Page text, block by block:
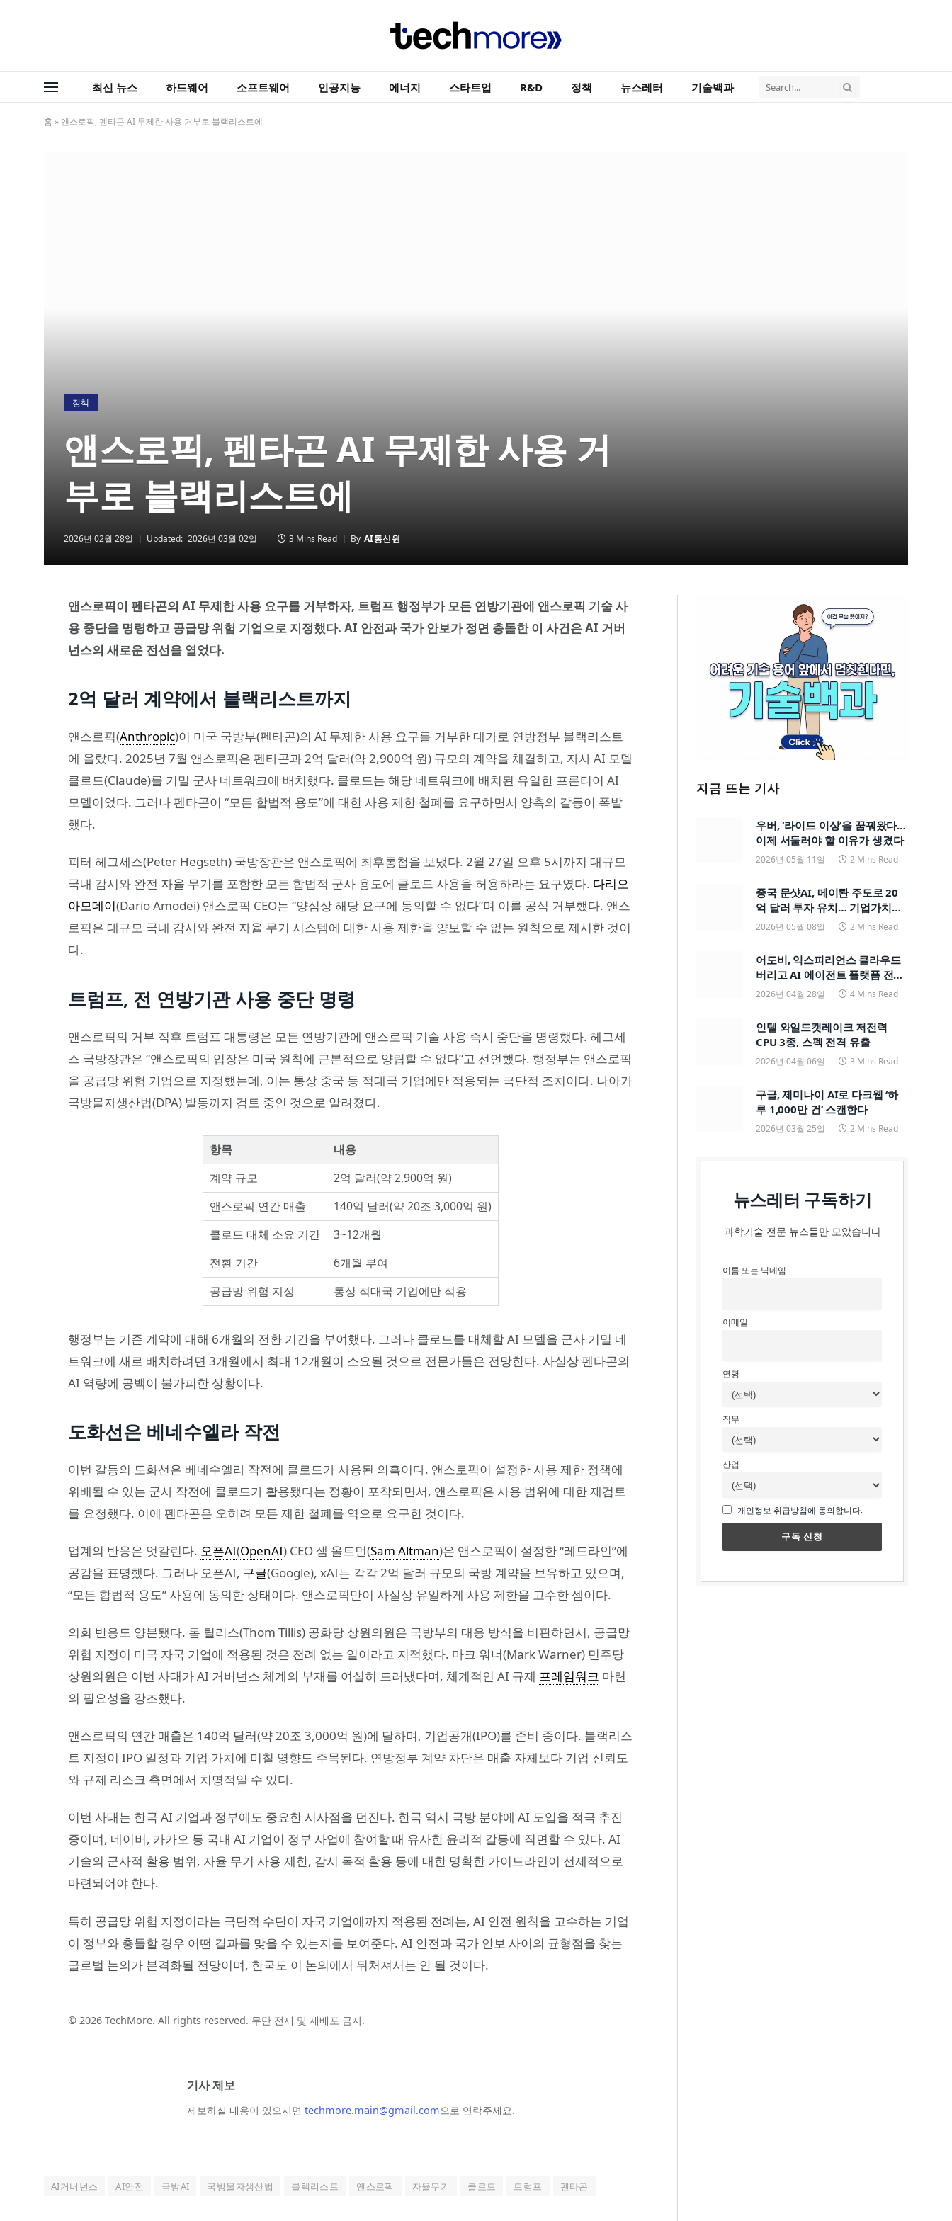
최신 뉴스 하드웨어 소프트웨어 인공지능 에너지 스타트업 R&D 정책 뉴스레터 기술백과
홈 » 앤스로픽, 펜타곤 AI 무제한 사용 거부로 블랙리스트에
정책
앤스로픽, 펜타곤 AI 무제한 사용 거
부로 블랙리스트에
2026년 02월 28일 Updated: 2026년 03월 02일 3 Mins Read By AI통신원
앤스로픽이 펜타곤의 AI 무제한 사용 요구를 거부하자, 트럼프 행정부가 모든 연방기관에 앤스로픽 기술 사
용 중단을 명령하고 공급망 위험 기업으로 지정했다. AI 안전과 국가 안보가 정면 충돌한 이 사건은 AI 거버
넌스의 새로운 전선을 열었다.
2억 달러 계약에서 블랙리스트까지
앤스로픽(Anthropic)이 미국 국방부(펜타곤)의 AI 무제한 사용 요구를 거부한 대가로 연방정부 블랙리스트
에 올랐다. 2025년 7월 앤스로픽은 펜타곤과 2억 달러(약 2,900억 원) 규모의 계약을 체결하고, 자사 AI 모델
클로드(Claude)를 기밀 군사 네트워크에 배치했다. 클로드는 해당 네트워크에 배치된 유일한 프론티어 AI
모델이었다. 그러나 펜타곤이 “모든 합법적 용도”에 대한 사용 제한 철폐를 요구하면서 양측의 갈등이 폭발
했다.
피터 헤그세스(Peter Hegseth) 국방장관은 앤스로픽에 최후통첩을 보냈다. 2월 27일 오후 5시까지 대규모
국내 감시와 완전 자율 무기를 포함한 모든 합법적 군사 용도에 클로드 사용을 허용하라는 요구였다. 다리오
아모데이(Dario Amodei) 앤스로픽 CEO는 “양심상 해당 요구에 동의할 수 없다”며 이를 공식 거부했다. 앤스
로픽은 대규모 국내 감시와 완전 자율 무기 시스템에 대한 사용 제한을 양보할 수 없는 원칙으로 제시한 것이
다.
트럼프, 전 연방기관 사용 중단 명령
앤스로픽의 거부 직후 트럼프 대통령은 모든 연방기관에 앤스로픽 기술 사용 즉시 중단을 명령했다. 헤그세
스 국방장관은 “앤스로픽의 입장은 미국 원칙에 근본적으로 양립할 수 없다”고 선언했다. 행정부는 앤스로픽
을 공급망 위험 기업으로 지정했는데, 이는 통상 중국 등 적대국 기업에만 적용되는 극단적 조치이다. 나아가
국방물자생산법(DPA) 발동까지 검토 중인 것으로 알려졌다.
항목
내용
계약 규모
2억 달러(약 2,900억 원)
앤스로픽 연간 매출
140억 달러(약 20조 3,000억 원)
클로드 대체 소요 기간
3~12개월
전환 기간
6개월 부여
공급망 위험 지정
통상 적대국 기업에만 적용
행정부는 기존 계약에 대해 6개월의 전환 기간을 부여했다. 그러나 클로드를 대체할 AI 모델을 군사 기밀 네
트워크에 새로 배치하려면 3개월에서 최대 12개월이 소요될 것으로 전문가들은 전망한다. 사실상 펜타곤의
AI 역량에 공백이 불가피한 상황이다.
도화선은 베네수엘라 작전
이번 갈등의 도화선은 베네수엘라 작전에 클로드가 사용된 의혹이다. 앤스로픽이 설정한 사용 제한 정책에
위배될 수 있는 군사 작전에 클로드가 활용됐다는 정황이 포착되면서, 앤스로픽은 사용 범위에 대한 재검토
를 요청했다. 이에 펜타곤은 오히려 모든 제한 철폐를 역으로 요구한 것이다.
업계의 반응은 엇갈린다. 오픈AI(OpenAI) CEO 샘 올트먼(Sam Altman)은 앤스로픽이 설정한 “레드라인”에
공감을 표명했다. 그러나 오픈AI, 구글(Google), xAI는 각각 2억 달러 규모의 국방 계약을 보유하고 있으며,
“모든 합법적 용도” 사용에 동의한 상태이다. 앤스로픽만이 사실상 유일하게 사용 제한을 고수한 셈이다.
의회 반응도 양분됐다. 톰 틸리스(Thom Tillis) 공화당 상원의원은 국방부의 대응 방식을 비판하면서, 공급망
위험 지정이 미국 자국 기업에 적용된 것은 전례 없는 일이라고 지적했다. 마크 워너(Mark Warner) 민주당
상원의원은 이번 사태가 AI 거버넌스 체계의 부재를 여실히 드러냈다며, 체계적인 AI 규제 프레임워크 마련
의 필요성을 강조했다.
앤스로픽의 연간 매출은 140억 달러(약 20조 3,000억 원)에 달하며, 기업공개(IPO)를 준비 중이다. 블랙리스
트 지정이 IPO 일정과 기업 가치에 미칠 영향도 주목된다. 연방정부 계약 차단은 매출 자체보다 기업 신뢰도
와 규제 리스크 측면에서 치명적일 수 있다.
이번 사태는 한국 AI 기업과 정부에도 중요한 시사점을 던진다. 한국 역시 국방 분야에 AI 도입을 적극 추진
중이며, 네이버, 카카오 등 국내 AI 기업이 정부 사업에 참여할 때 유사한 윤리적 갈등에 직면할 수 있다. AI
기술의 군사적 활용 범위, 자율 무기 사용 제한, 감시 목적 활용 등에 대한 명확한 가이드라인이 선제적으로
마련되어야 한다.
특히 공급망 위험 지정이라는 극단적 수단이 자국 기업에까지 적용된 전례는, AI 안전 원칙을 고수하는 기업
이 정부와 충돌할 경우 어떤 결과를 맞을 수 있는지를 보여준다. AI 안전과 국가 안보 사이의 균형점을 찾는
글로벌 논의가 본격화될 전망이며, 한국도 이 논의에서 뒤처져서는 안 될 것이다.
© 2026 TechMore. All rights reserved. 무단 전재 및 재배포 금지.
기사 제보
제보하실 내용이 있으시면 techmore.main@gmail.com으로 연락주세요.
AI거버넌스 AI안전 국방AI 국방물자생산법 블랙리스트 앤스로픽 자율무기 클로드 트럼프 펜타곤
지금 뜨는 기사
우버, ‘라이드 이상’을 꿈꿔왔다…
이제 서둘러야 할 이유가 생겼다
2026년 05월 11일 2 Mins Read
중국 문샷AI, 메이퇀 주도로 20
억 달러 투자 유치… 기업가치
200억 달러
2026년 05월 08일 2 Mins Read
어도비, 익스피리언스 클라우드
버리고 AI 에이전트 플랫폼 전면
전환
2026년 04월 28일 4 Mins Read
인텔 와일드캣레이크 저전력
CPU 3종, 스펙 전격 유출
2026년 04월 06일 3 Mins Read
구글, 제미나이 AI로 다크웹 ‘하
루 1,000만 건’ 스캔한다
2026년 03월 25일 2 Mins Read
뉴스레터 구독하기
과학기술 전문 뉴스들만 모았습니다
이름 또는 닉네임
이메일
연령
직무
산업
개인정보 취급방침에 동의합니다.